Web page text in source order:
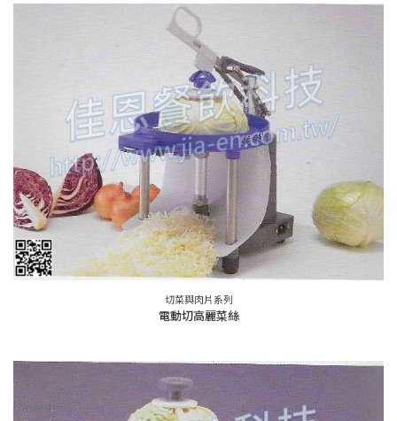
切菜與肉片系列
電動切高麗菜絲